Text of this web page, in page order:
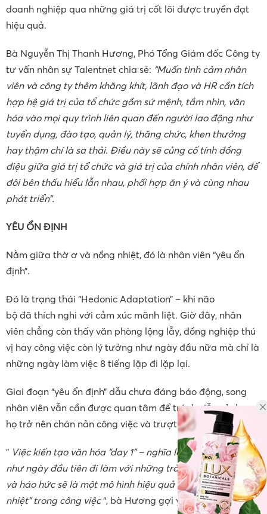
doanh nghiệp qua những giá trị cốt lõi được truyền đạt
hiệu quả.
Bà Nguyễn Thị Thanh Hương, Phó Tổng Giám đốc Công ty
tư vấn nhân sự Talentnet chia sẻ: “Muốn tình cảm nhân
viên và công ty thêm khăng khít, lãnh đạo và HR cần tích
hợp hệ giá trị của tổ chức gồm sứ mệnh, tầm nhìn, văn
hóa vào mọi quy trình liên quan đến người lao động như
tuyển dụng, đào tạo, quản lý, thăng chức, khen thưởng
hay thậm chí là sa thải. Điều này sẽ củng cố tính đồng
điệu giữa giá trị tổ chức và giá trị của chính nhân viên, để
đôi bên thấu hiểu lẫn nhau, phối hợp ăn ý và cùng nhau
phát triển”.
YÊU ỔN ĐỊNH
Nằm giữa thờ ơ và nồng nhiệt, đó là nhân viên “yêu ổn
định”.
Đó là trạng thái “Hedonic Adaptation” – khi não
bộ đã thích nghi với cảm xúc mãnh liệt. Giờ đây, nhân
viên chẳng còn thấy văn phòng lộng lẫy, đồng nghiệp thú
vị hay công việc còn lý tưởng như ngày đầu nữa mà chỉ là
những ngày làm việc 8 tiếng lặp đi lặp lại.
Giai đoạn “yêu ổn định” dẫu chưa đáng báo động, song
nhân viên vẫn cần được quan tâm để tránh viễn cảnh
họ trở nên chán nản công việc và trượt dài.
” Việc kiến tạo văn hóa “day 1” – nghĩa là mỗi ngày đều
như ngày đầu tiên đi làm với những trải nghiệm mới mẻ
và háo hức sẽ là một mô hình hiệu quả để nhân viên “giữ
nhiệt” trong công việc“, bà Hương gợi ý.